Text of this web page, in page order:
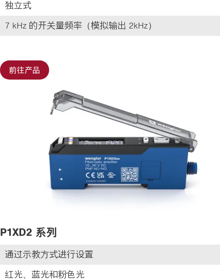
独立式
7 kHz 的开关量频率（模拟输出 2kHz）
前往产品
P1XD2 系列
通过示教方式进行设置
红光、蓝光和粉色光